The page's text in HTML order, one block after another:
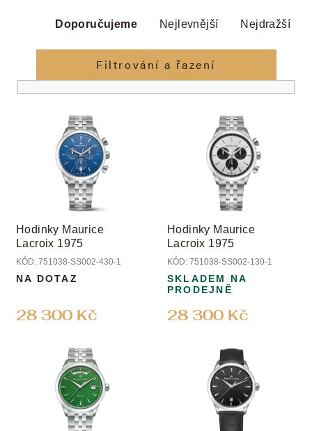
z
n
í
ů
Doporučujeme Nejlevnější Nejdražší
Filtrování a řazení
o
d
u
k
ů
Hodinky Maurice
Lacroix 1975
KÓD: 751038-SS002-430-1
28 300 Kč
NA DOTAZ
Hodinky Maurice
Lacroix 1975
KÓD: 751038-SS002-130-1
28 300 Kč
SKLADEM NA
PRODEJNĚ